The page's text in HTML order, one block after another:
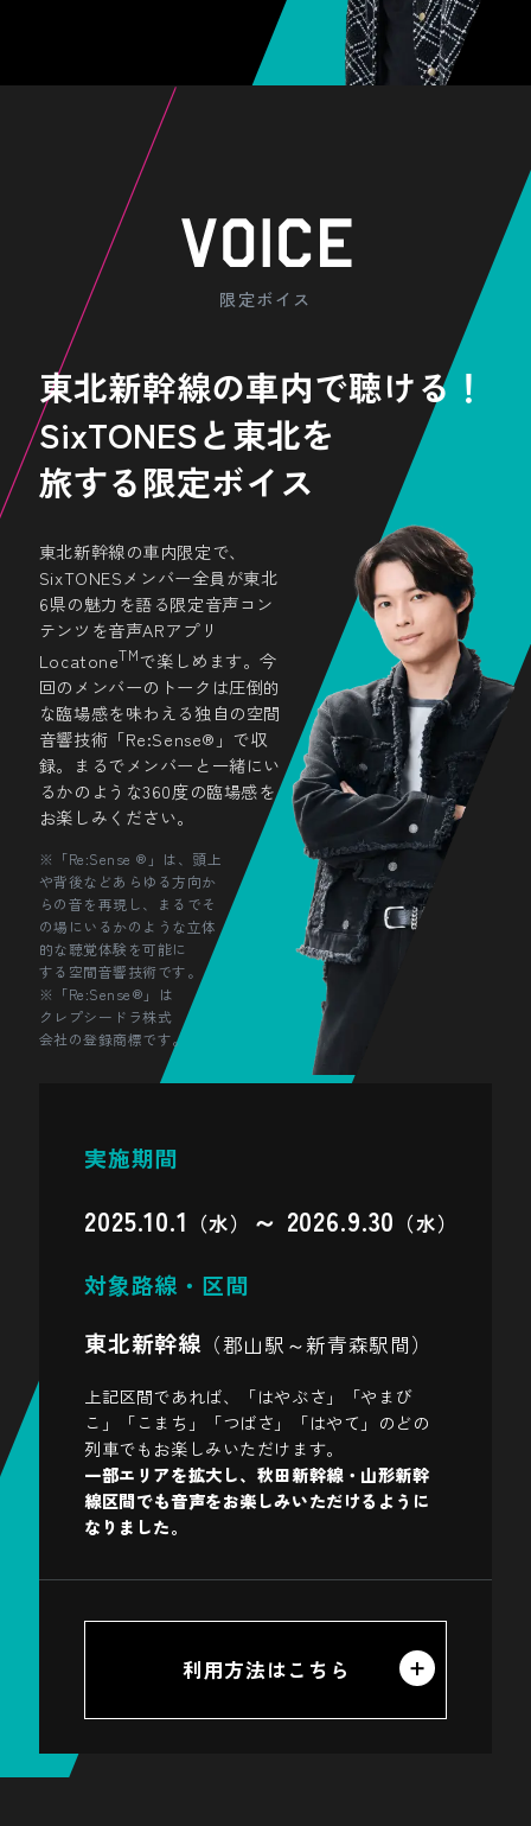
限定ボイス
東北新幹線の車内で聴ける！
SixTONESと東北を
旅する限定ボイス
東北新幹線の車内限定で、
SixTONESメンバー全員が東北
6県の魅力を語る限定音声コン
テンツを音声ARアプリ
LocatoneTMで楽しめます。今
回のメンバーのトークは圧倒的
な臨場感を味わえる独自の空間
音響技術「Re:Sense®」で収
録。まるでメンバーと一緒にい
るかのような360度の臨場感を
お楽しみください。
※「Re:Sense ®」は、頭上
や背後などあらゆる方向か
らの音を再現し、まるでそ
の場にいるかのような立体
的な聴覚体験を可能に
する空間音響技術です。
※「Re:Sense®」は
クレプシードラ株式
会社の登録商標です。
実施期間
2025.10.1 （水） ～ 2026.9.30 （水）
対象路線・区間
東北新幹線（郡山駅～新青森駅間）
上記区間であれば、「はやぶさ」「やまび
こ」「こまち」「つばさ」「はやて」のどの
列車でもお楽しみいただけます。
一部エリアを拡大し、秋田新幹線・山形新幹
線区間でも音声をお楽しみいただけるように
なりました。
利用方法はこちら